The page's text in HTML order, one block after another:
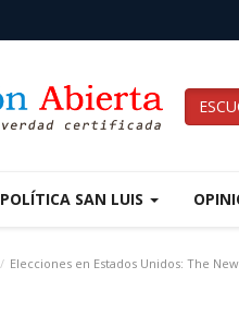
POLÍTICA SAN LUIS
Elecciones en Estados Unidos: The